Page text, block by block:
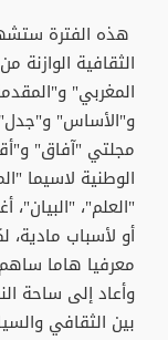
هذه الفترة
الثقافية الوازنة
المغربي"
و"الأساس" و"جدل"
مجلتي "آفاق"
الوطنية لاسيما
"العلم"،
أو لأسباب
معرفيا هاما
وأعاد إلى ساحة
بين الثقافي